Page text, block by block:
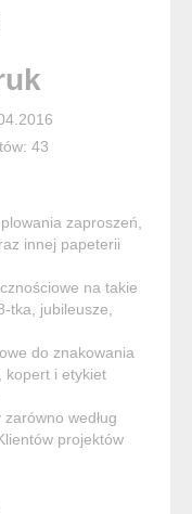
43
zaproszeń,
innej papeterii
na takie
tka, jubileusze,
do znakowania
kopert i etykiet
według
projektów